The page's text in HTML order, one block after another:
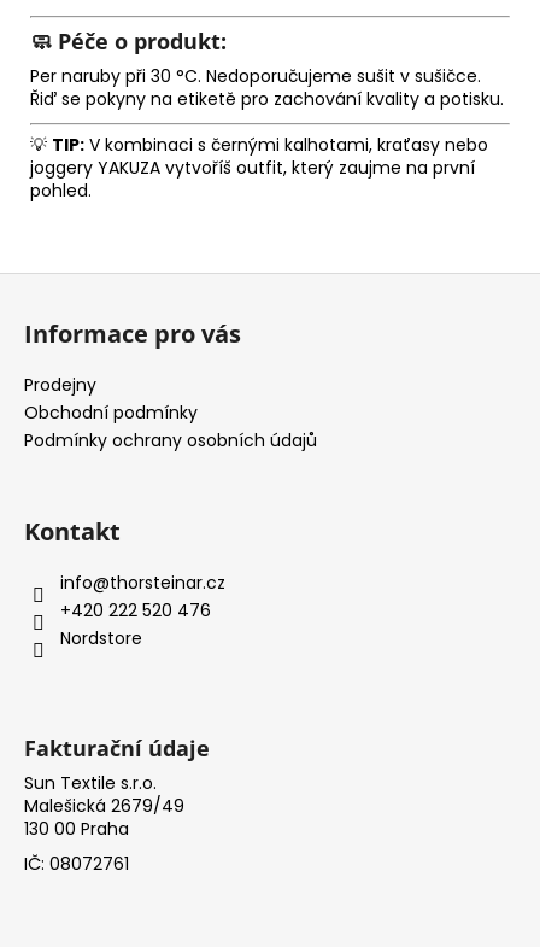
🧼 Péče o produkt:
Per naruby při 30 °C. Nedoporučujeme sušit v sušičce.
Řiď se pokyny na etiketě pro zachování kvality a potisku.
💡 TIP: V kombinaci s černými kalhotami, kraťasy nebo
joggery YAKUZA vytvoříš outfit, který zaujme na první
pohled.
Z
Informace pro vás
Prodejny
Obchodní podmínky
Podmínky ochrany osobních údajů
Kontakt
info@thorsteinar.cz
+420 222 520 476
Nordstore
Fakturační údaje
Sun Textile s.r.o.
Malešická 2679/49
130 00 Praha
IČ: 08072761